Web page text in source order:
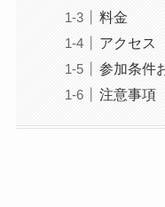
料金
アクセス
参加条件
注意事項